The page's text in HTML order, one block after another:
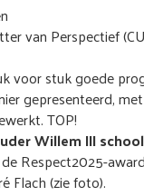
van Perspectief
voor stuk goede
gepresenteerd,
TOP!
Willem III
Respect2025-
Flach (zie foto).